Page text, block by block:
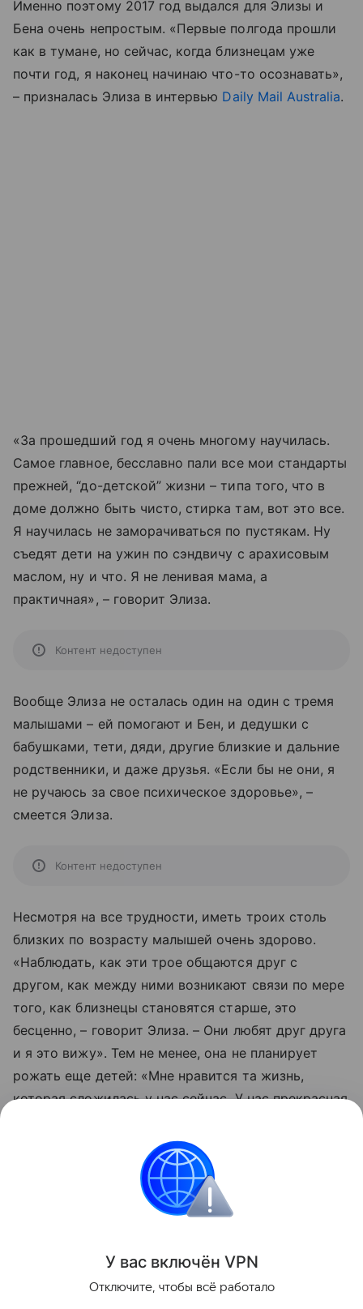
Именно поэтому 2017 год выдался для Элизы и
Бена очень непростым. «Первые полгода прошли
как в тумане, но сейчас, когда близнецам уже
почти год, я наконец начинаю что-то осознавать»,
– призналась Элиза в интервью Daily Mail Australia.
«За прошедший год я очень многому научилась.
Самое главное, бесславно пали все мои стандарты
прежней, “до-детской” жизни – типа того, что в
доме должно быть чисто, стирка там, вот это все.
Я научилась не заморачиваться по пустякам. Ну
съедят дети на ужин по сэндвичу с арахисовым
маслом, ну и что. Я не ленивая мама, а
практичная», – говорит Элиза.
Контент недоступен
Вообще Элиза не осталась один на один с тремя
малышами – ей помогают и Бен, и дедушки с
бабушками, тети, дяди, другие близкие и дальние
родственники, и даже друзья. «Если бы не они, я
не ручаюсь за свое психическое здоровье», –
смеется Элиза.
Контент недоступен
Несмотря на все трудности, иметь троих столь
близких по возрасту малышей очень здорово.
«Наблюдать, как эти трое общаются друг с
другом, как между ними возникают связи по мере
того, как близнецы становятся старше, это
бесценно, – говорит Элиза. – Они любят друг друга
и я это вижу». Тем не менее, она не планирует
рожать еще детей: «Мне нравится та жизнь,
которая сложилась у нас сейчас. У нас прекрасная
6 способов контрацепции для
Поделиться
У вас включён VPN
Отключите, чтобы всё работало